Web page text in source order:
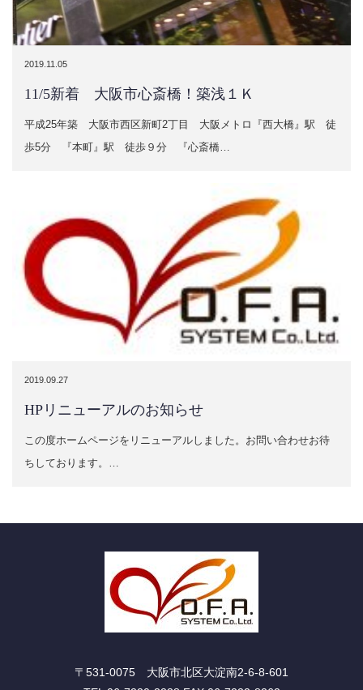
2019.11.05
11/5新着 大阪市心斎橋！築浅１Ｋ
平成25年築 大阪市西区新町2丁目 大阪メトロ『西大橋』駅 徒
歩5分 『本町』駅 徒歩９分 『心斎橋…
2019.09.27
HPリニューアルのお知らせ
この度ホームページをリニューアルしました。お問い合わせお待
ちしております。…
〒531-0075 大阪市北区大淀南2-6-8-601